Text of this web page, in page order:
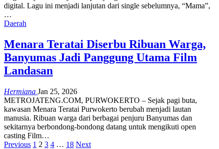
digital. Lagu ini menjadi lanjutan dari single sebelumnya, “Mama”,
…
Daerah
Menara Teratai Diserbu Ribuan Warga,
Banyumas Jadi Panggung Utama Film
Landasan
Hermiana Jan 25, 2026
METROJATENG.COM, PURWOKERTO – Sejak pagi buta,
kawasan Menara Teratai Purwokerto berubah menjadi lautan
manusia. Ribuan warga dari berbagai penjuru Banyumas dan
sekitarnya berbondong-bondong datang untuk mengikuti open
casting Film…
Previous 1 2 3 4 … 18 Next